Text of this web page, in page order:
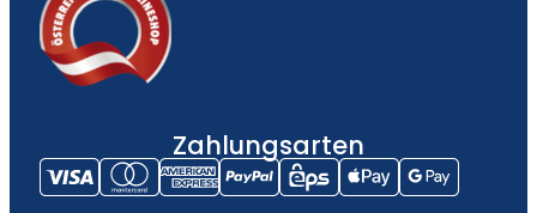
Zahlungsarten